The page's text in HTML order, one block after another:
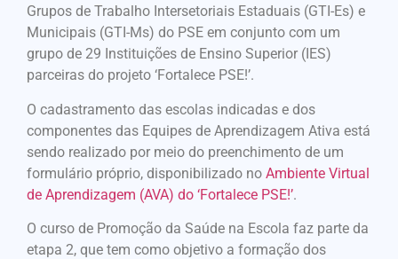
Grupos de Trabalho Intersetoriais Estaduais (GTI-Es) e
Municipais (GTI-Ms) do PSE em conjunto com um
grupo de 29 Instituições de Ensino Superior (IES)
parceiras do projeto ‘Fortalece PSE!’.
O cadastramento das escolas indicadas e dos
componentes das Equipes de Aprendizagem Ativa está
sendo realizado por meio do preenchimento de um
formulário próprio, disponibilizado no Ambiente Virtual
de Aprendizagem (AVA) do ‘Fortalece PSE!’.
O curso de Promoção da Saúde na Escola faz parte da
etapa 2, que tem como objetivo a formação dos